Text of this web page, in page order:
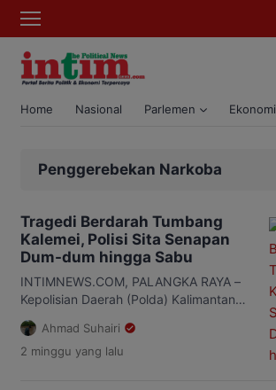
Home Nasional Parlemen Ekonomi
Penggerebekan Narkoba
Tragedi Berdarah Tumbang
Kalemei, Polisi Sita Senapan
Dum-dum hingga Sabu
INTIMNEWS.COM, PALANGKA RAYA –
Kepolisian Daerah (Polda) Kalimantan
Tengah (Kalteng) menyita sejumlah
barang bukti dalam pengungkapan
kasus peredaran narkoba yang
Ahmad Suhairi
2 minggu yang lalu